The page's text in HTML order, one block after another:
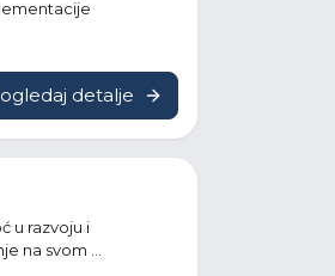
detalje
u razvoju i
na svom ...